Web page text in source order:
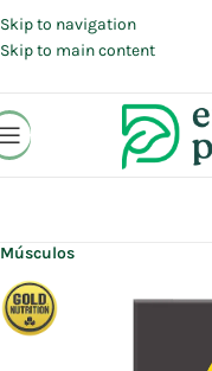
Skip to navigation
Skip to main content
Suplementos
Músculos